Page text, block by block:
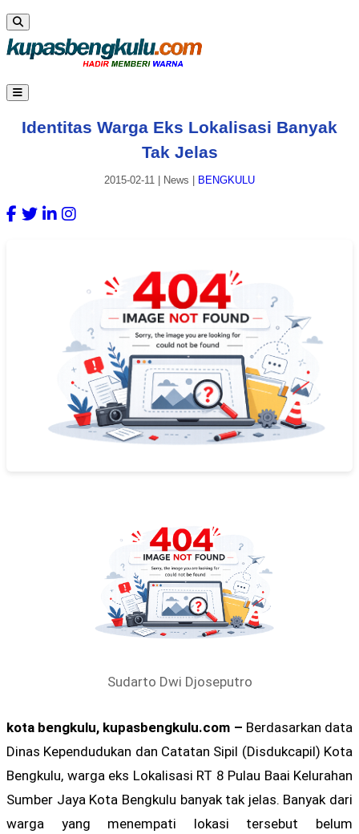
Identitas Warga Eks Lokalisasi Banyak
Tak Jelas
2015-02-11 News BENGKULU
Sudarto Dwi Djoseputro
kota bengkulu, kupasbengkulu.com – Berdasarkan data
Dinas Kependudukan dan Catatan Sipil (Disdukcapil) Kota
Bengkulu, warga eks Lokalisasi RT 8 Pulau Baai Kelurahan
Sumber Jaya Kota Bengkulu banyak tak jelas. Banyak dari
warga yang menempati lokasi tersebut belum